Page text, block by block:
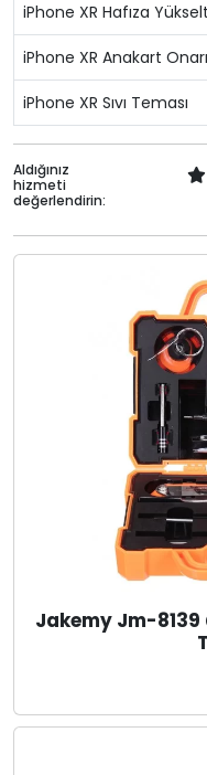
iPhone XR Hafıza
iPhone XR Anakart
iPhone XR Sıvı Teması
Aldığınız
hizmeti
değerlendirin:
Jakemy Jm-